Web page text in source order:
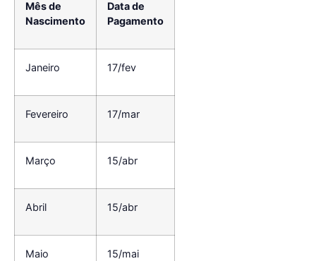
Mês de
Nascimento
Data de
Pagamento
Janeiro 17/fev
Fevereiro 17/mar
Março 15/abr
Abril 15/abr
Maio 15/mai